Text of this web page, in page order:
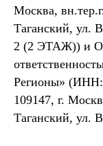
Москва,
Таганский, ул.
2 (2 ЭТАЖ)) и
Регионы» (ИНН:
109147, г.
Таганский, ул.